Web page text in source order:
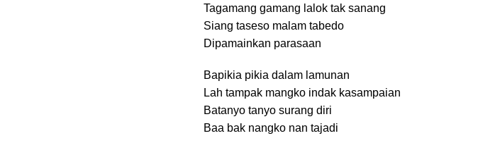
Tagamang gamang lalok tak sanang
Siang taseso malam tabedo
Dipamainkan parasaan
Bapikia pikia dalam lamunan
Lah tampak mangko indak kasampaian
Batanyo tanyo surang diri
Baa bak nangko nan tajadi